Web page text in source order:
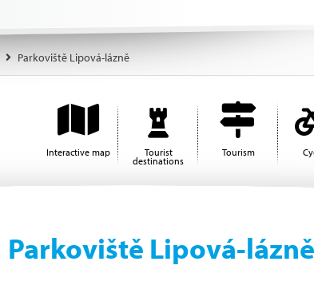
Parkoviště Lipová-lázně
Interactive map Tourist
destinations
Tourism
Parkoviště Lipová-lázně